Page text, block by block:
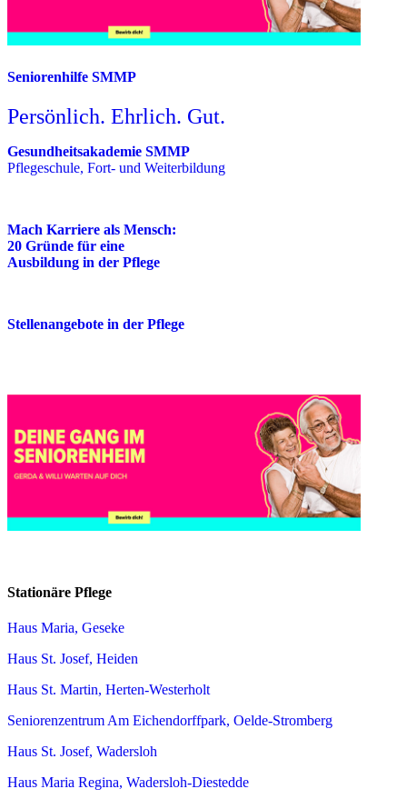
Seniorenhilfe SMMP
Persönlich. Ehrlich. Gut.
Gesundheitsakademie SMMP
Pflegeschule, Fort- und Weiterbildung
Mach Karriere als Mensch:
20 Gründe für eine
Ausbildung in der Pflege
Stellenangebote in der Pflege
Stationäre Pflege
Haus Maria, Geseke
Haus St. Josef, Heiden
Haus St. Martin, Herten-Westerholt
Seniorenzentrum Am Eichendorffpark, Oelde-Stromberg
Haus St. Josef, Wadersloh
Haus Maria Regina, Wadersloh-Diestedde